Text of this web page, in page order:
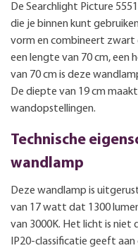
De Searchlight Picture
die je binnen kunt
vorm en combineert zwart
een lengte van 70 cm, een
van 70 cm is deze
De diepte van 19 cm
wandopstellingen.
Technische
wandlamp
Deze wandlamp is
van 17 watt dat 1300
van 3000K. Het licht is niet
IP20-classificatie geeft